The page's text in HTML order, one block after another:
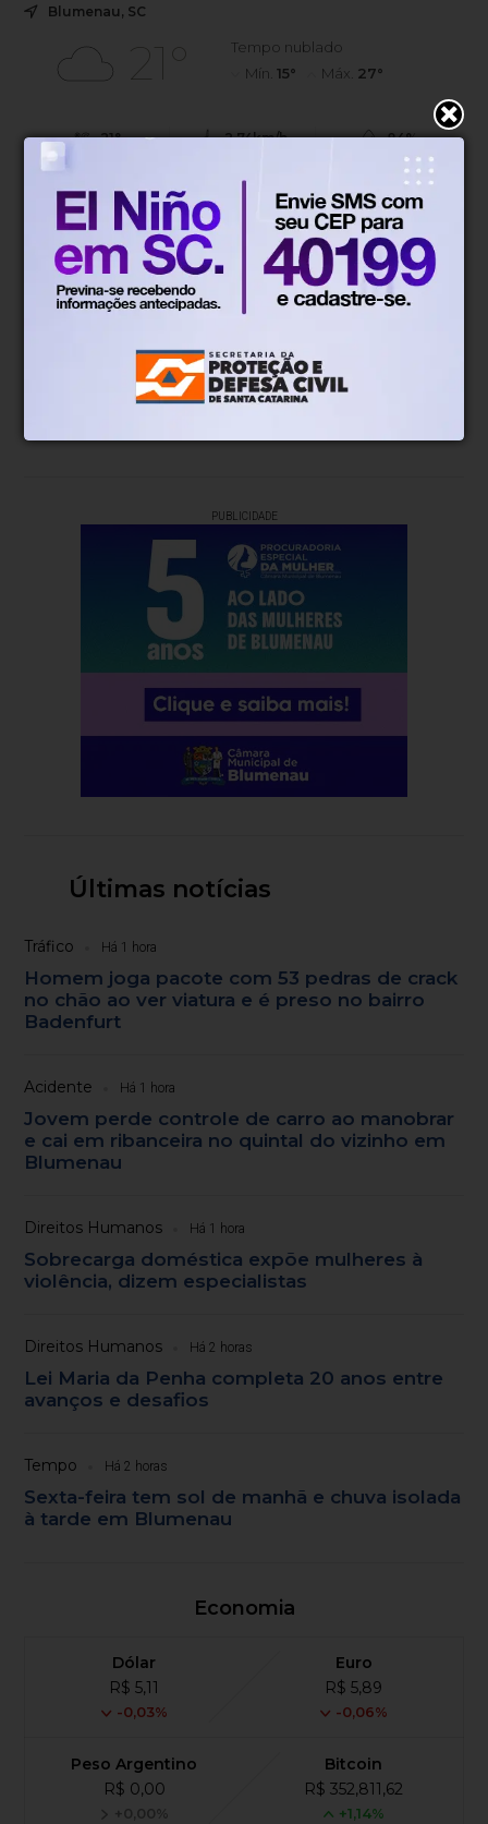
Blumenau, SC
21°
Tempo nublado
Mín. 15° Máx. 27°
21° 2.74km/h 84%
Umidade
45%
(0.1mm)
Chance de chuva
06h52
Nascer do sol
05h51
Pôr do sol
SÁB DOM
17°
11°
12°
10°
TER
13°
10°
QUA
PUBLICIDADE
Últimas notícias
Tráfico Há 1 hora
Homem joga pacote com 53 pedras de crack
no chão ao ver viatura e é preso no bairro
Badenfurt
Acidente Há 1 hora
Jovem perde controle de carro ao manobrar
e cai em ribanceira no quintal do vizinho em
Blumenau
Direitos Humanos Há 1 hora
Sobrecarga doméstica expõe mulheres à
violência, dizem especialistas
Direitos Humanos Há 2 horas
Lei Maria da Penha completa 20 anos entre
avanços e desafios
Tempo Há 2 horas
Sexta-feira tem sol de manhã e chuva isolada
à tarde em Blumenau
Economia
Dólar
R$ 5,11
-0,03%
Euro
R$ 5,89
-0,06%
Peso Argentino
R$ 0,00
+0,00%
Bitcoin
R$ 352,811,62
+1,14%